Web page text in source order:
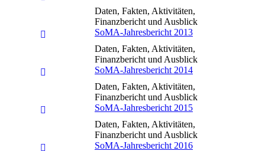
Daten, Fakten, Aktivitäten,
Finanzbericht und Ausblick
SoMA-Jahresbericht 2013
Daten, Fakten, Aktivitäten,
Finanzbericht und Ausblick
SoMA-Jahresbericht 2014
Daten, Fakten, Aktivitäten,
Finanzbericht und Ausblick
SoMA-Jahresbericht 2015
Daten, Fakten, Aktivitäten,
Finanzbericht und Ausblick
SoMA-Jahresbericht 2016